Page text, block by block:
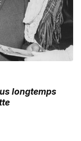
longtemps